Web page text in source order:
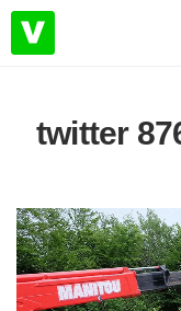
twitter
Lecteur
vidéo